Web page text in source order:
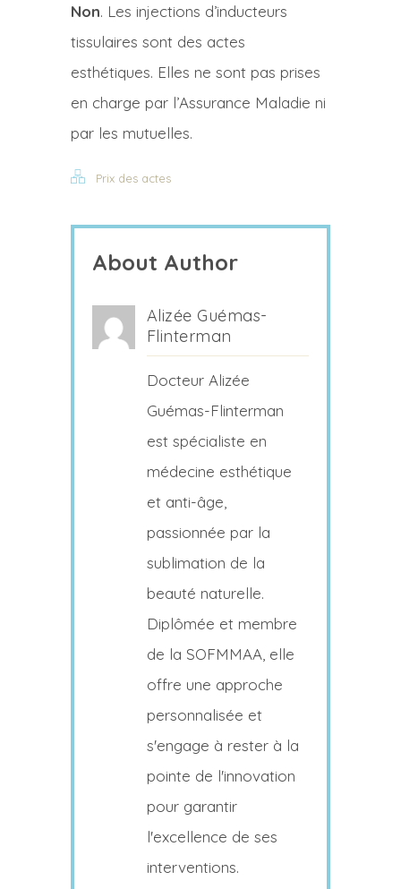
Non. Les injections d’inducteurs
tissulaires sont des actes
esthétiques. Elles ne sont pas prises
en charge par l’Assurance Maladie ni
par les mutuelles.
Prix des actes
About Author
Alizée Guémas-
Flinterman
Docteur Alizée
Guémas-Flinterman
est spécialiste en
médecine esthétique
et anti-âge,
passionnée par la
sublimation de la
beauté naturelle.
Diplômée et membre
de la SOFMMAA, elle
offre une approche
personnalisée et
s'engage à rester à la
pointe de l'innovation
pour garantir
l'excellence de ses
interventions.